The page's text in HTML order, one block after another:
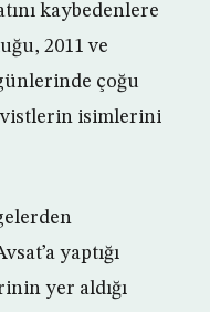
kaybedenlere
2011 ve
çoğu
isimlerini
yaptığı
yer aldığı